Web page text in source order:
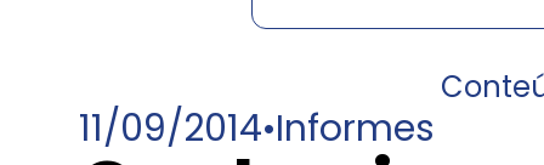
11/09/2014•Informes